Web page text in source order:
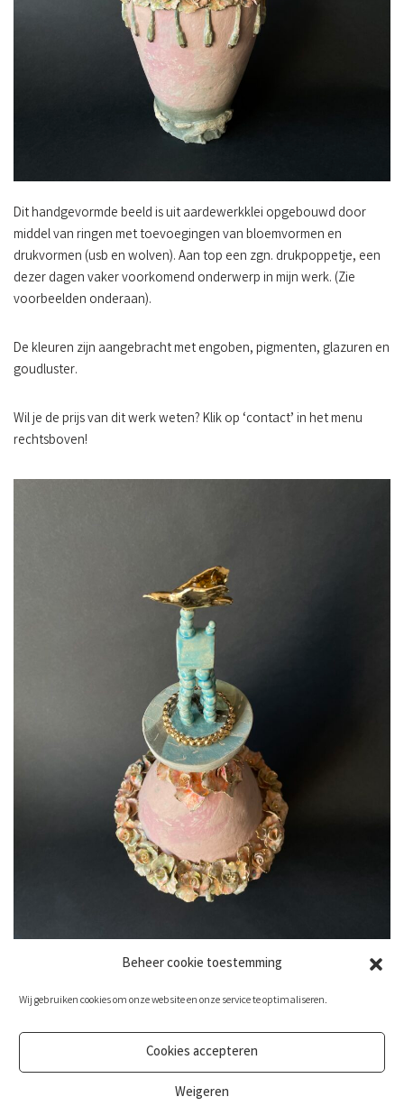
Beheer cookie toestemming
Wij gebruiken cookies om onze website en onze service te optimaliseren.
Cookies accepteren
Weigeren
Dit handgevormde beeld is uit aardewerkklei opgebouwd door
middel van ringen met toevoegingen van bloemvormen en
drukvormen (usb en wolven). Aan top een zgn. drukpoppetje, een
dezer dagen vaker voorkomend onderwerp in mijn werk. (Zie
voorbeelden onderaan).
De kleuren zijn aangebracht met engoben, pigmenten, glazuren en
goudluster.
Wil je de prijs van dit werk weten? Klik op ‘contact’ in het menu
rechtsboven!
bovenaanzicht Nature Calls